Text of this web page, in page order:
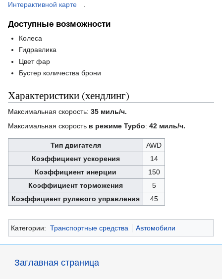
Интерактивной карте
.
Доступные возможности
Колеса
Гидравлика
Цвет фар
Бустер количества брони
Характеристики (хендлинг)
Максимальная скорость: 35 миль/ч.
Максимальная скорость в режиме Турбо: 42 миль/ч.
Тип двигателя
AWD
Коэффициент ускорения
14
Коэффициент инерции
150
Коэффициент торможения
5
Коэффициент рулевого управления
45
Категории: Транспортные средства Автомобили
Заглавная страница